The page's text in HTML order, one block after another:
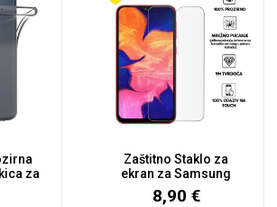
za
Zaštitno Staklo za
ekran za Samsung
Galaxy A10...
8,90 €